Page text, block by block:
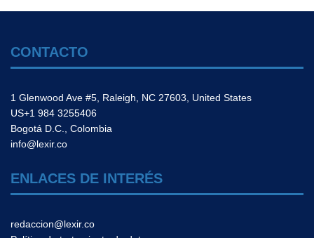
CONTACTO
1 Glenwood Ave #5, Raleigh, NC 27603, United States
US+1 984 3255406
Bogotá D.C., Colombia
info@lexir.co
ENLACES DE INTERÉS
redaccion@lexir.co